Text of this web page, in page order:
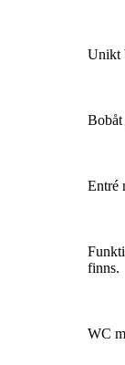
Unikt
Bobåt
Entré
finns.
WC